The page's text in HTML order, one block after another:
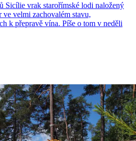
Sicílie vrak starořímské lodi naložený
velmi zachovalém stavu,
k přepravě vína. Píše o tom v neděli